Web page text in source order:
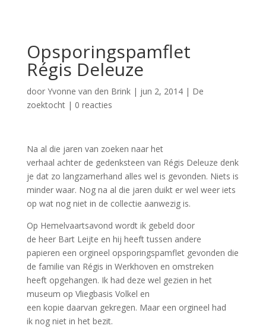
Opsporingspamflet
Régis Deleuze
door Yvonne van den Brink| jun 2, 2014| De
zoektocht| 0 reacties
Na al die jaren van zoeken naar het
verhaal achter de gedenksteen van Régis Deleuze denk
je dat zo langzamerhand alles wel is gevonden. Niets is
minder waar. Nog na al die jaren duikt er wel weer iets
op wat nog niet in de collectie aanwezig is.
Op Hemelvaartsavond wordt ik gebeld door
de heerBart Leijte en hij heeft tussen andere
papieren een orgineel opsporingspamflet gevonden die
de familie van Régis in Werkhoven en omstreken
heeft opgehangen. Ik had deze wel gezien in het
museum op Vliegbasis Volkel en
een kopie daarvan gekregen. Maar een orgineel had
ik nog niet in het bezit.